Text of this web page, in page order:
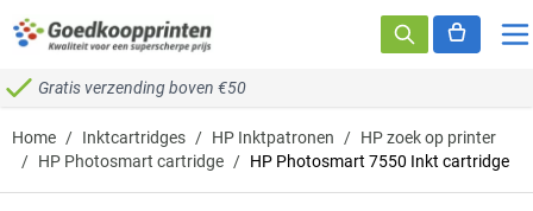
Ga naar de inhoud
Gratis verzending boven €50
Home / Inktcartridges / HP Inktpatronen / HP zoek op printer
/ HP Photosmart cartridge / HP Photosmart 7550 Inkt cartridge